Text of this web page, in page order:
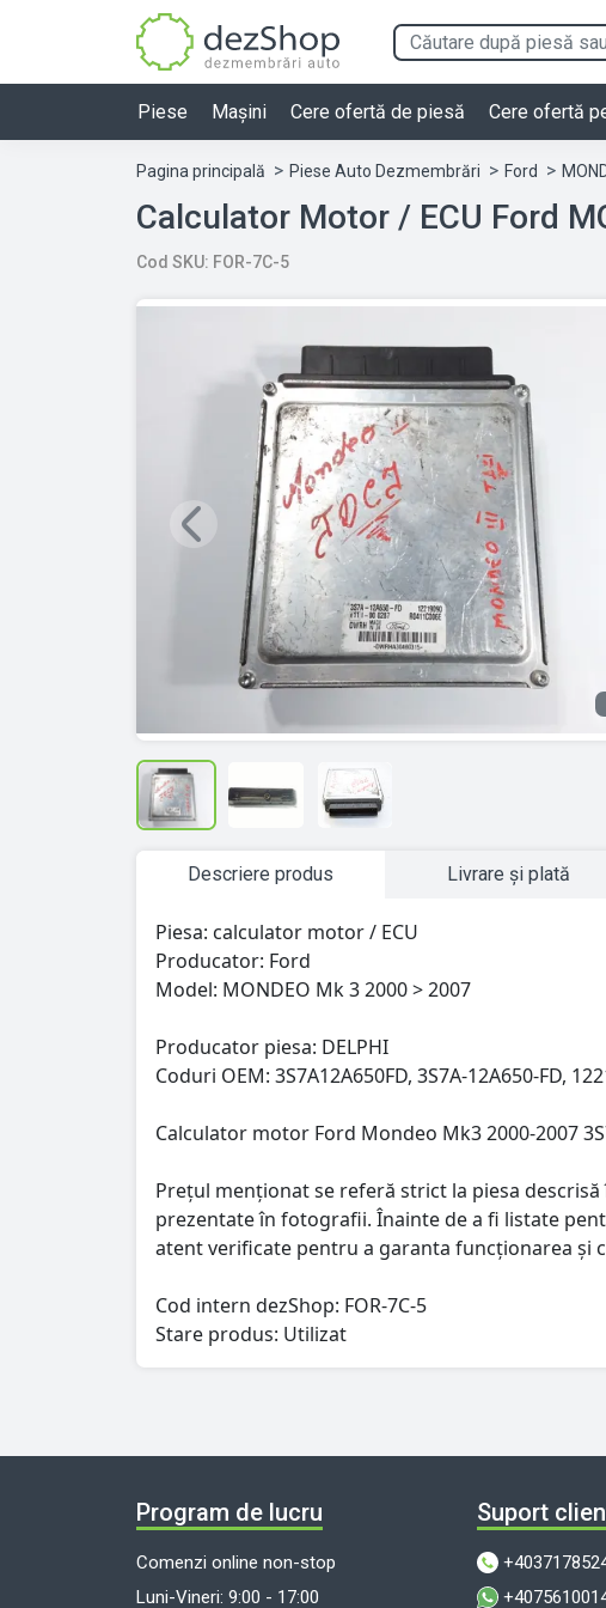
Piese Mașini Cere ofertă de piesă Cere ofertă
Pagina principală Piese Auto Dezmembrări Ford
Calculator Motor / ECU Ford
Cod SKU: FOR-7C-5
Previous
Descriere produs Livrare și plată
Piesa: calculator motor / ECU
Producator: Ford
Model: MONDEO Mk 3 2000 > 2007
Producator piesa: DELPHI
Coduri OEM: 3S7A12A650FD, 3S7A-12A650-FD,
Calculator motor Ford Mondeo Mk3 2000-2007
Prețul menționat se referă strict la piesa
prezentate în fotografii. Înainte de a fi listate
atent verificate pentru a garanta funcționarea și
Cod intern dezShop: FOR-7C-5
Stare produs: Utilizat
Program de lucru
Comenzi online non-stop
Luni-Vineri: 9:00 - 17:00
Suport